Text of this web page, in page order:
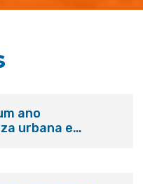
ano
urbana e